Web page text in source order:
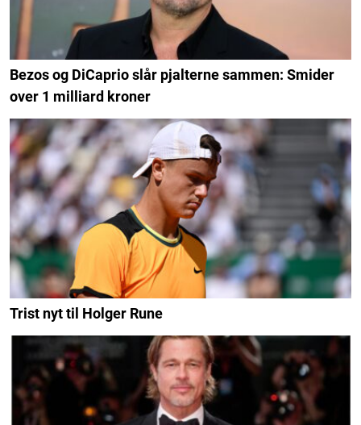
Bezos og DiCaprio slår pjalterne sammen: Smider
over 1 milliard kroner
Trist nyt til Holger Rune